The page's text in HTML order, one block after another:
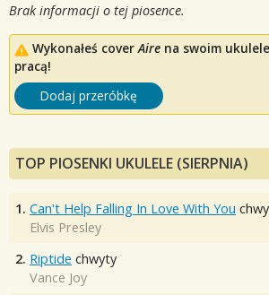
Brak informacji o tej piosence.
Wykonałeś coverAire na swoim
pracą!
Dodaj przeróbkę
TOP PIOSENKI UKULELE (SIERPNIA)
1. Can't Help Falling In Love With You
Elvis Presley
2. Riptide chwyty
Vance Joy